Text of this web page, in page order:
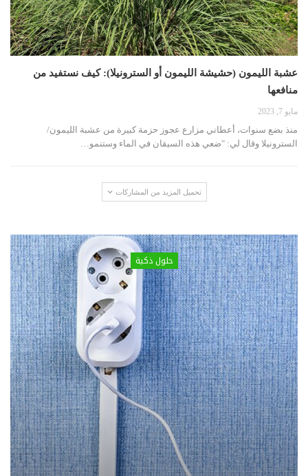
عشبة الليمون (حشيشة الليمون أو السترونيلا): كيف نستفيد من
منافعها
مايو 7, 2023
منذ بضع سنوات، أعطاني مزارع عجوز حزمة كبيرة من عشبة الليمون/
السترونيلا وقال لي: "ضعي هذه السيقان في الماء وستنمو…
تحميل المزيد من المشاركات
حلول ذكية